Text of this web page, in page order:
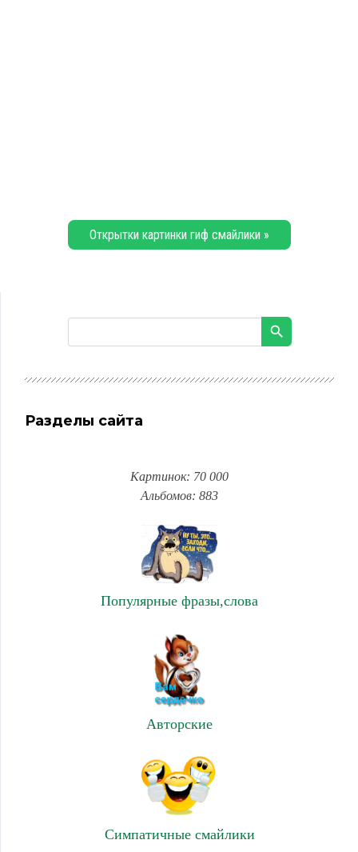
Открытки картинки гиф смайлики »
Разделы сайта
Картинок: 70 000
Альбомов: 883
Популярные фразы,слова
Авторские
Симпатичные смайлики